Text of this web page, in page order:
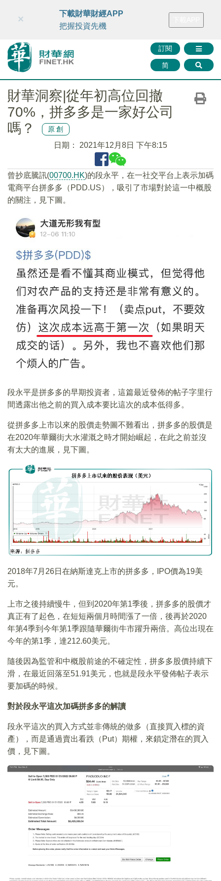
財華智庫網 FINTV FINMETA 財華證券 媒體矩陣
訂閱
简
×
下載財華財經APP
把握投資先機
財華洞察|從年初高位回撤
70%，拼多多是一家好公司
嗎？
原創
日期： 2021年12月8日 下午8:15
曾抄底騰訊(00700.HK)的段永平，在一社交平台上表示加碼
電商平台拼多多（PDD.US），吸引了市場對於這一中概股
的關注，見下圖。
段永平是拼多多的早期投資者，這篇最近發佈的帖子字里行
間透露出他之前的買入成本要比這次的成本低得多。
從拼多多上市以來的股價走勢圖不難看出，拼多多的股價是
在2020年華爾街大水灌溉之時才開始崛起，在此之前並沒
有太大的進展，見下圖。
2018年7月26日在納斯達克上市的拼多多，IPO價為19美
元。
上市之後持續慢牛，但到2020年第1季後，拼多多的股價才
真正有了起色，在短短兩個月時間漲了一倍，後再於2020
年第4季到今年第1季跟隨華爾街牛市躍升兩倍。高位出現在
今年的第1季，達212.60美元。
隨後因為監管和中概股前途的不確定性，拼多多股價持續下
滑，在最近回落至51.91美元，也就是段永平發佈帖子表示
要加碼的時候。
對於段永平這次加碼拼多多的解讀
段永平這次的買入方式並非傳統的做多（直接買入標的資
產），而是通過賣出看跌（Put）期權，來鎖定潛在的買入
價，見下圖。